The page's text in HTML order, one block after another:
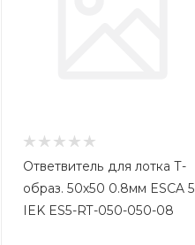
Ответвитель для лотка Т-
образ. 50х50 0.8мм ESCA 5
IEK ES5-RT-050-050-08